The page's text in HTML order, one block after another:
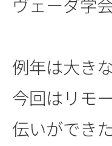
例年は大き
今回はリモ
伝いができ